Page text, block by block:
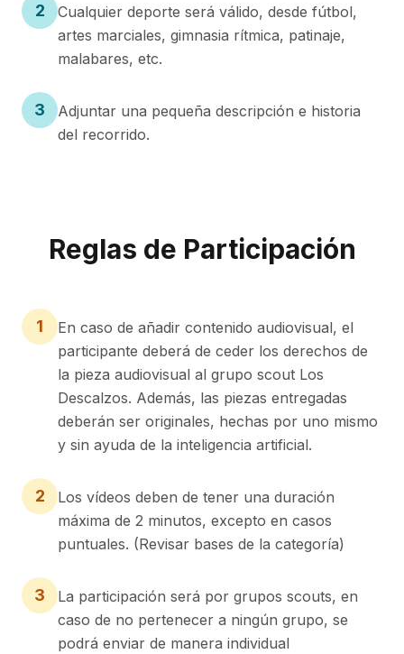
2
Cualquier deporte será válido, desde fútbol,
artes marciales, gimnasia rítmica, patinaje,
malabares, etc.
3
Adjuntar una pequeña descripción e historia
del recorrido.
Reglas de Participación
1
En caso de añadir contenido audiovisual, el
participante deberá de ceder los derechos de
la pieza audiovisual al grupo scout Los
Descalzos. Además, las piezas entregadas
deberán ser originales, hechas por uno mismo
y sin ayuda de la inteligencia artificial.
2
Los vídeos deben de tener una duración
máxima de 2 minutos, excepto en casos
puntuales. (Revisar bases de la categoría)
3
La participación será por grupos scouts, en
caso de no pertenecer a ningún grupo, se
podrá enviar de manera individual